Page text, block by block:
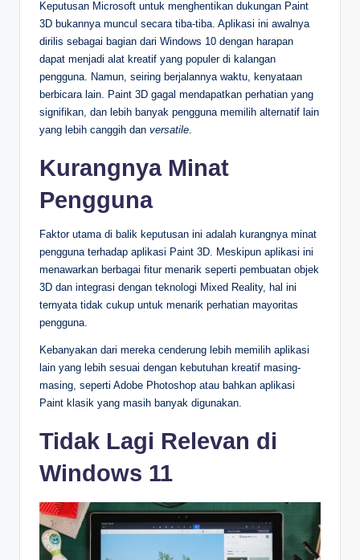
Keputusan Microsoft untuk menghentikan dukungan Paint
3D bukannya muncul secara tiba-tiba. Aplikasi ini awalnya
dirilis sebagai bagian dari Windows 10 dengan harapan
dapat menjadi alat kreatif yang populer di kalangan
pengguna. Namun, seiring berjalannya waktu, kenyataan
berbicara lain. Paint 3D gagal mendapatkan perhatian yang
signifikan, dan lebih banyak pengguna memilih alternatif lain
yang lebih canggih dan versatile
Kurangnya Minat
Pengguna
Faktor utama di balik keputusan ini adalah kurangnya minat
pengguna terhadap aplikasi Paint 3D. Meskipun aplikasi ini
menawarkan berbagai fitur menarik seperti pembuatan objek
3D dan integrasi dengan teknologi Mixed Reality, hal ini
ternyata tidak cukup untuk menarik perhatian mayoritas
pengguna.
Kebanyakan dari mereka cenderung lebih memilih aplikasi
lain yang lebih sesuai dengan kebutuhan kreatif masing-
masing, seperti Adobe Photoshop atau bahkan aplikasi
Paint klasik yang masih banyak digunakan.
Tidak Lagi Relevan di
Windows 11